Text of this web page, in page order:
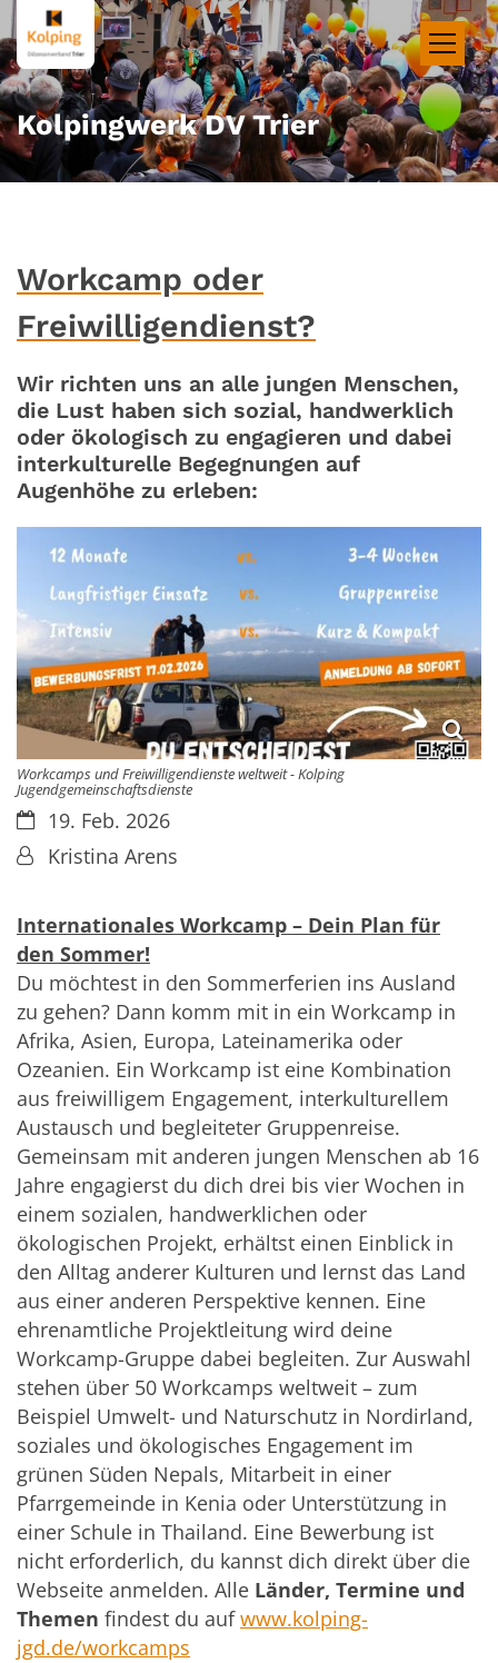
Zum Inhalt springen
Kolpingwerk DV Trier
Workcamp oder
Freiwilligendienst?
Wir richten uns an alle jungen Menschen,
die Lust haben sich sozial, handwerklich
oder ökologisch zu engagieren und dabei
interkulturelle Begegnungen auf
Augenhöhe zu erleben:
Workcamps und Freiwilligendienste weltweit - Kolping
Jugendgemeinschaftsdienste
Datum:19. Feb. 2026
Von:Kristina Arens
Internationales Workcamp – Dein Plan für
den Sommer!
Du möchtest in den Sommerferien ins Ausland
zu gehen? Dann komm mit in ein Workcamp in
Afrika, Asien, Europa, Lateinamerika oder
Ozeanien. Ein Workcamp ist eine Kombination
aus freiwilligem Engagement, interkulturellem
Austausch und begleiteter Gruppenreise.
Gemeinsam mit anderen jungen Menschen ab 16
Jahre engagierst du dich drei bis vier Wochen in
einem sozialen, handwerklichen oder
ökologischen Projekt, erhältst einen Einblick in
den Alltag anderer Kulturen und lernst das Land
aus einer anderen Perspektive kennen. Eine
ehrenamtliche Projektleitung wird deine
Workcamp-Gruppe dabei begleiten. Zur Auswahl
stehen über 50 Workcamps weltweit – zum
Beispiel Umwelt- und Naturschutz in Nordirland,
soziales und ökologisches Engagement im
grünen Süden Nepals, Mitarbeit in einer
Pfarrgemeinde in Kenia oder Unterstützung in
einer Schule in Thailand. Eine Bewerbung ist
nicht erforderlich, du kannst dich direkt über die
Webseite anmelden. Alle Länder, Termine und
Themen findest du aufwww.kolping-
jgd.de/workcamps